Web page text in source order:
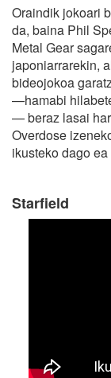
Oraindik jokoari
da, baina Phil
Metal Gear
japoniarrarekin,
bideojokoa
—hamabi
— beraz lasai
Overdose
ikusteko dago
Starfield